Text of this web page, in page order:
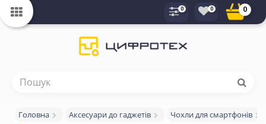
0
0 0
Головна Аксесуари до гаджетів Чохли для смартфонів